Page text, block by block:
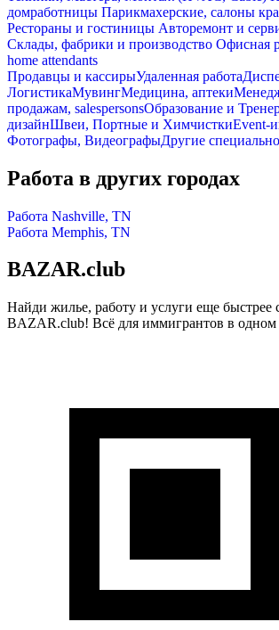
домработницы Парикмахерские, салоны
Рестораны и гостиницы Авторемонт и
Склады, фабрики и производство Офисная
home attendants
Продавцы и кассирыУдаленная работа
ЛогистикаМувингМедицина, аптеки
продажам, salespersonsОбразование и
дизайнШвеи, Портные и ХимчисткиEvent-
Фотографы, ВидеографыДругие
Работа в других городах
Работа Nashville, TN
Работа Memphis, TN
BAZAR.club
Найди жилье, работу и услуги еще быстрее
BAZAR.club! Всё для иммигрантов в одном